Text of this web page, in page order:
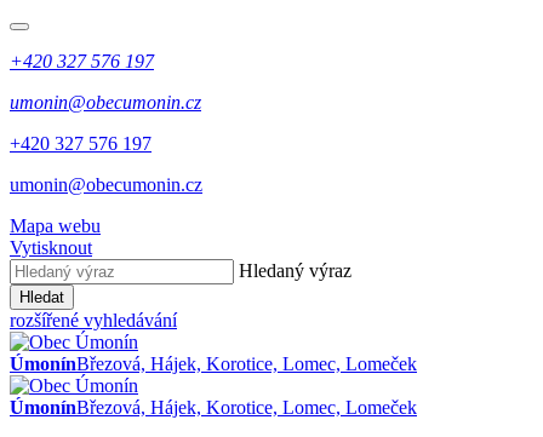
+420 327 576 197
umonin@obecumonin.cz
+420 327 576 197
umonin@obecumonin.cz
Mapa webu
Vytisknout
Hledaný výraz
Hledat
rozšířené vyhledávání
ÚmonínBřezová, Hájek, Korotice, Lomec, Lomeček
ÚmonínBřezová, Hájek, Korotice, Lomec, Lomeček